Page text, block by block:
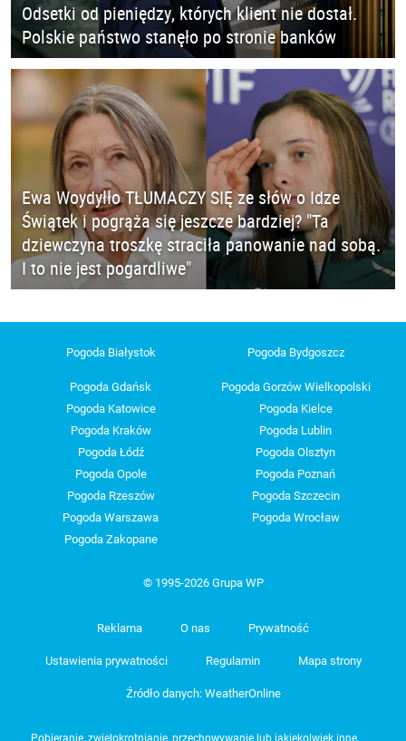
Odsetki od pieniędzy, których klient nie dostał.
Polskie państwo stanęło po stronie banków
Ewa Woydyłło TŁUMACZY SIĘ ze słów o Idze
Świątek i pogrąża się jeszcze bardziej? "Ta
dziewczyna troszkę straciła panowanie nad sobą.
I to nie jest pogardliwe"
Pogoda Białystok Pogoda Bydgoszcz
Pogoda Gdańsk
Pogoda Gorzów Wielkopolski
Pogoda Katowice
Pogoda Kielce
Pogoda Kraków
Pogoda Lublin
Pogoda Łódź
Pogoda Olsztyn
Pogoda Opole
Pogoda Poznań
Pogoda Rzeszów
Pogoda Szczecin
Pogoda Warszawa
Pogoda Wrocław
Pogoda Zakopane
© 1995-2026 Grupa WP
Reklama O nas Prywatność
Ustawienia prywatności Regulamin Mapa strony
Źródło danych: WeatherOnline
Pobieranie, zwielokrotnianie, przechowywanie lub jakiekolwiek inne